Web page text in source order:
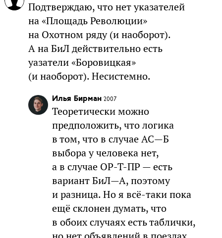
Подтверждаю, что нет указателей
на «Площадь Революции»
на Охотном ряду (и наоборот).
А на БиЛ действительно есть
уазатели «Боровицкая»
(и наоборот). Несистемно.
Илья Бирман 2007
Теоретически можно
предположить, что логика
в том, что в случае АС—Б
выбора у человека нет,
а в случае ОР-Т-ПР — есть
вариант БиЛ—А, поэтому
и разница. Но я всё-таки пока
ещё склонен думать, что
в обоих случаях есть таблички,